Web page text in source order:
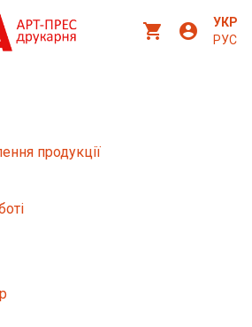
shopping_cart account_circle
УКР
РУС
продукції